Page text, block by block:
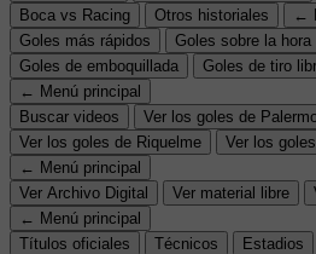
Boca vs Racing
Otros historiales
←
Goles más rápidos
Goles sobre la hora
Goles de emboquillada
Goles de tiro
← Menú principal
Buscar videos
Ver los goles de
Ver los goles de Riquelme
Ver los
← Menú principal
Ver Archivo Digital
Ver material libre
← Menú principal
Títulos oficiales
Técnicos Estadios